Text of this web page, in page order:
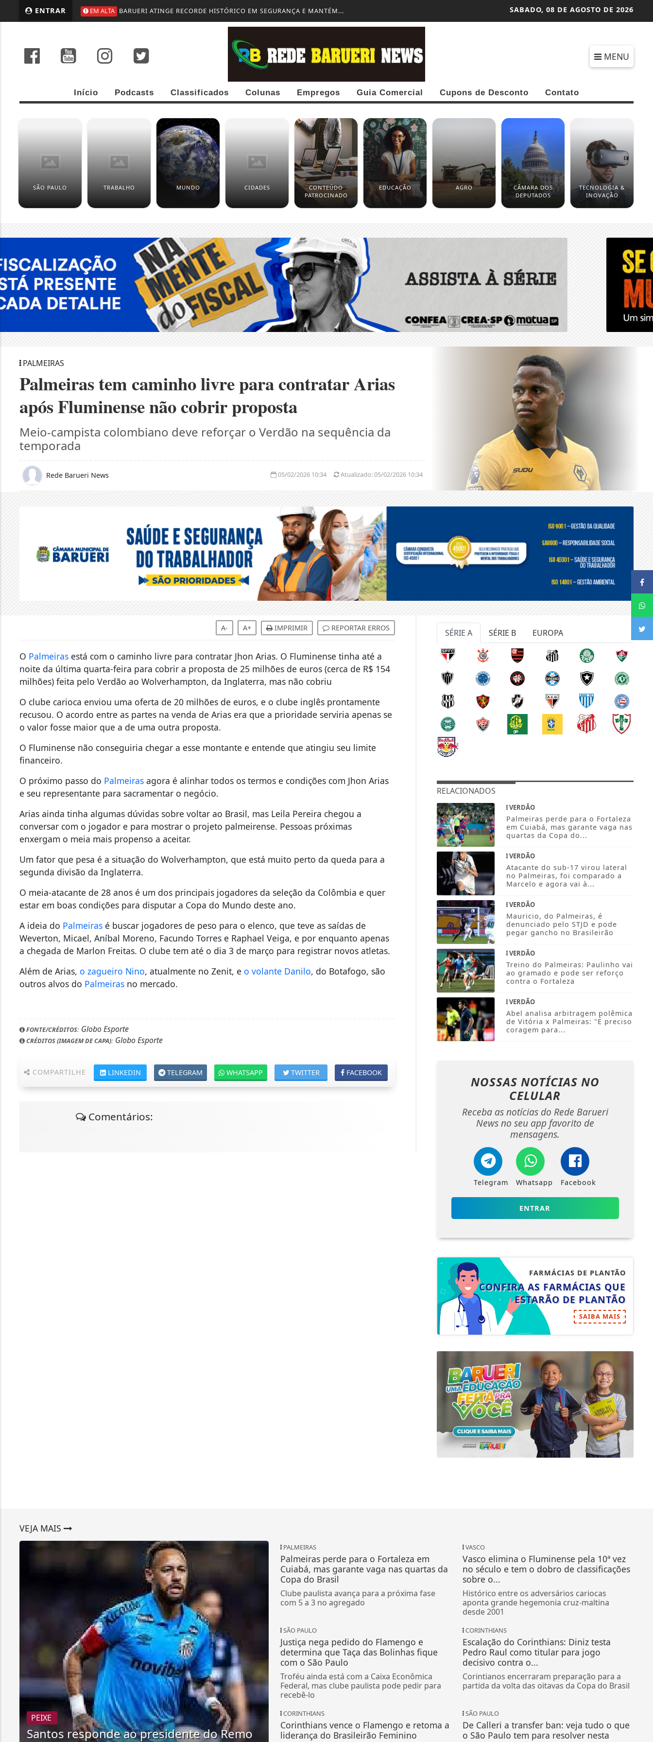
ENTRAR EM ALTA BARUERI ATINGE RECORDE HISTÓRICO EM SEGURANÇA E MANTÉM... SABADO, 08 DE AGOSTO DE 2026
MENU
Início Podcasts Classificados Colunas Empregos Guia Comercial Cupons de Desconto Contato
SÃO PAULO TRABALHO MUNDO CIDADES
CONTEÚDO
PATROCINADO
EDUCAÇÃO AGRO
CÂMARA DOS
DEPUTADOS
TECNOLOGIA &
INOVAÇÃO
PALMEIRAS
Palmeiras tem caminho livre para contratar Arias
após Fluminense não cobrir proposta
Meio-campista colombiano deve reforçar o Verdão na sequência da
temporada
Rede Barueri News Atualizado:05/02/2026 10:34
05/02/2026 10:34
A- A+ IMPRIMIR REPORTAR ERROS
O Palmeiras está com o caminho livre para contratar Jhon Arias. O Fluminense tinha até a
noite da última quarta-feira para cobrir a proposta de 25 milhões de euros (cerca de R$ 154
milhões) feita pelo Verdão ao Wolverhampton, da Inglaterra, mas não cobriu
O clube carioca enviou uma oferta de 20 milhões de euros, e o clube inglês prontamente
recusou. O acordo entre as partes na venda de Arias era que a prioridade serviria apenas se
o valor fosse maior que a de uma outra proposta.
O Fluminense não conseguiria chegar a esse montante e entende que atingiu seu limite
financeiro.
O próximo passo do Palmeiras agora é alinhar todos os termos e condições com Jhon Arias
e seu representante para sacramentar o negócio.
Arias ainda tinha algumas dúvidas sobre voltar ao Brasil, mas Leila Pereira chegou a
conversar com o jogador e para mostrar o projeto palmeirense. Pessoas próximas
enxergam o meia mais propenso a aceitar.
Um fator que pesa é a situação do Wolverhampton, que está muito perto da queda para a
segunda divisão da Inglaterra.
O meia-atacante de 28 anos é um dos principais jogadores da seleção da Colômbia e quer
estar em boas condições para disputar a Copa do Mundo deste ano.
A ideia do Palmeiras é buscar jogadores de peso para o elenco, que teve as saídas de
Weverton, Micael, Aníbal Moreno, Facundo Torres e Raphael Veiga, e por enquanto apenas
a chegada de Marlon Freitas. O clube tem até o dia 3 de março para registrar novos atletas.
Além de Arias, o zagueiro Nino, atualmente no Zenit, e o volante Danilo, do Botafogo, são
outros alvos do Palmeiras no mercado.
FONTE/CRÉDITOS: Globo Esporte
CRÉDITOS (IMAGEM DE CAPA): Globo Esporte
COMPARTILHE FACEBOOK
TWITTER
WHATSAPP
TELEGRAM
LINKEDIN
Comentários:
SÉRIE A SÉRIE B EUROPA
RELACIONADOS
VERDÃO
Palmeiras perde para o Fortaleza
em Cuiabá, mas garante vaga nas
quartas da Copa do...
VERDÃO
Atacante do sub-17 virou lateral
no Palmeiras, foi comparado a
Marcelo e agora vai à...
VERDÃO
Mauricio, do Palmeiras, é
denunciado pelo STJD e pode
pegar gancho no Brasileirão
VERDÃO
Treino do Palmeiras: Paulinho vai
ao gramado e pode ser reforço
contra o Fortaleza
VERDÃO
Abel analisa arbitragem polêmica
de Vitória x Palmeiras: "É preciso
coragem para...
NOSSAS NOTÍCIAS NO
CELULAR
Receba as notícias do Rede Barueri
News no seu app favorito de
mensagens.
Telegram Whatsapp Facebook
ENTRAR
FARMÁCIAS DE PLANTÃO
CONFIRA AS FARMÁCIAS QUE
ESTARÃO DE PLANTÃO
SAIBA MAIS
VEJA MAIS
PEIXE
Santos responde ao presidente do Remo
PALMEIRAS
Palmeiras perde para o Fortaleza em
Cuiabá, mas garante vaga nas quartas da
Copa do Brasil
Clube paulista avança para a próxima fase
com 5 a 3 no agregado
VASCO
Vasco elimina o Fluminense pela 10ª vez
no século e tem o dobro de classificações
sobre o...
Histórico entre os adversários cariocas
aponta grande hegemonia cruz-maltina
desde 2001
SÃO PAULO
Justiça nega pedido do Flamengo e
determina que Taça das Bolinhas fique
com o São Paulo
Troféu ainda está com a Caixa Econômica
Federal, mas clube paulista pode pedir para
recebê-lo
CORINTHIANS
Escalação do Corinthians: Diniz testa
Pedro Raul como titular para jogo
decisivo contra o...
Corintianos encerraram preparação para a
partida da volta das oitavas da Copa do Brasil
CORINTHIANS
Corinthians vence o Flamengo e retoma a
liderança do Brasileirão Feminino
SÃO PAULO
De Calleri a transfer ban: veja tudo o que
o São Paulo tem para resolver nesta